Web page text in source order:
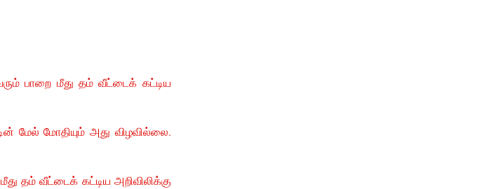
பாறை மீது தம் வீட்டைக் கட்டிய
மேல் மோதியும் அது விழவில்லை.
தம் வீட்டைக் கட்டிய அறிவிலிக்கு